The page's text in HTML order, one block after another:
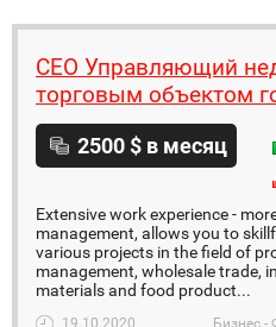
CEO Управляющий
торговым объектом
2500 $ в месяц
Extensive work experience -
management, allows you to
various projects in the field of
management, wholesale trade,
materials and food product...
19.10.2020 Бизнес